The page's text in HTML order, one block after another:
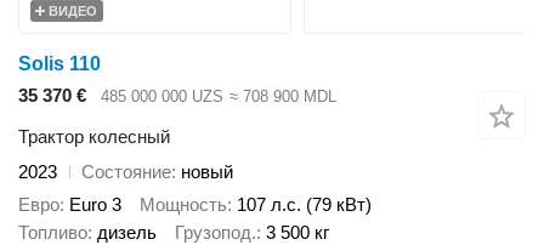
ВИДЕО
Solis 110
35 370 €
485 000 000 UZS ≈ 708 900 MDL
Трактор колесный
2023
Состояние новый
Евро Euro 3 Мощность 107 л.с. (79 кВт)
Топливо дизель Грузопод. 3 500 кг